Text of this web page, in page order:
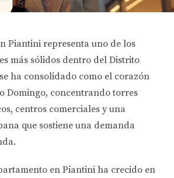
Piantinirepresenta uno de los
más sólidos dentro del Distrito
ha consolidado como el corazón
Domingo, concentrando torres
centros comerciales y una
que sostiene una demanda
en Piantiniha crecido en